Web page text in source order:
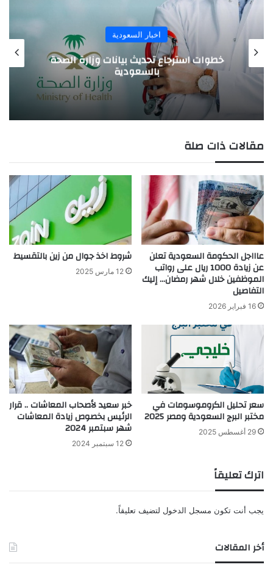
اخبار السعودية
خطوات استرجاع تحديث بيانات وزارة الصحة
بالسعودية
مقالات ذات صلة
عاااجل الحكومة السعودية تعلن
عن زيادة 1000 ريال على رواتب
الموظفين خلال شهر رمضان… إليك
التفاصيل
16 فبراير 2026
شروط اخذ جوال من زين بالتقسيط
12 مارس 2025
سعر تحليل الكروموسومات في
مختبر البرج السعودية ومصر 2025
29 أغسطس 2025
خبر سعيد لأصحاب المعاشات .. قرار
الرئيس بخصوص زيادة المعاشات
شهر سبتمبر 2024
12 سبتمبر 2024
اترك تعليقاً
يجب أنت تكون مسجل الدخول لتضيف تعليقاً.
أخر المقالات